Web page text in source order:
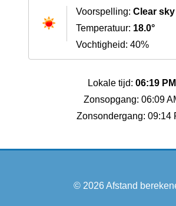
Voorspelling: Clear sky
Temperatuur: 18.0°
Vochtigheid: 40%
Lokale tijd: 06:19 PM
Zonsopgang: 06:09
Zonsondergang: 09:14
© 2026Afstand